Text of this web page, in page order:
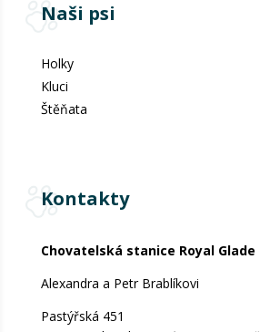
Naši psi
Holky
Kluci
Štěňata
Kontakty
Chovatelská stanice Royal Glade
Alexandra a Petr Brablíkovi
Pastýřská 451